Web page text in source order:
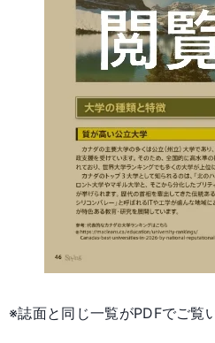
※誌面と同じ一覧がPDFでご覧